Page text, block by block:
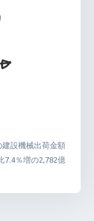
建設機械出荷金額
7.4％増の2,782億